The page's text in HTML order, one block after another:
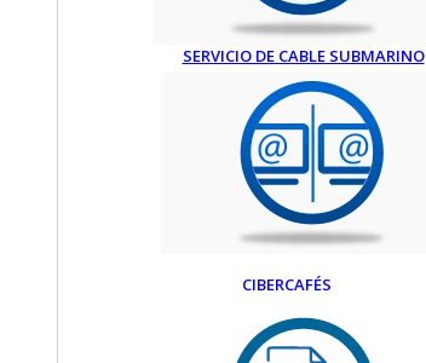
SERVICIO DE CABLE SUBMARINO
CIBERCAFÉS